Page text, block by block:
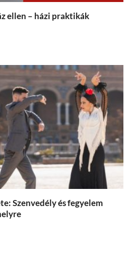
ellen – házi praktikák
Szenvedély és fegyelem